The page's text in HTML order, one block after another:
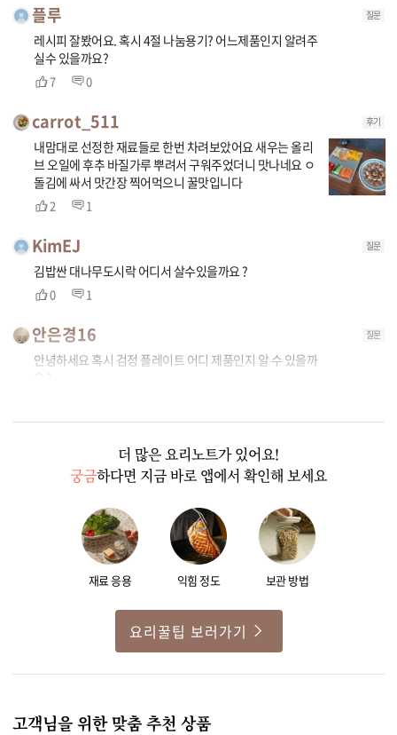
플루 질문
레시피 잘봤어요. 혹시 4절 나눔용기? 어느제품인지 알려주
실수 있을까요?
7 0
carrot_511 후기
내맘대로 선정한 재료들로 한번 차려보았어요 새우는 올리
브 오일에 후추 바질가루 뿌려서 구워주었더니 맛나네요 ㅇ
돌김에 싸서 맛간장 찍어먹으니 꿀맛입니다
2 1
KimEJ 질문
김밥싼 대나무도시락 어디서 살수있을까요 ?
0 1
안은경16 질문
안녕하세요 혹시 검정 플레이트 어디 제품인지 알 수 있을까
더 많은 요리노트가 있어요!
궁금하다면 지금 바로 앱에서 확인해 보세요
재료 응용 익힘 정도 보관 방법
요리꿀팁 보러가기
고객님을 위한 맞춤 추천 상품